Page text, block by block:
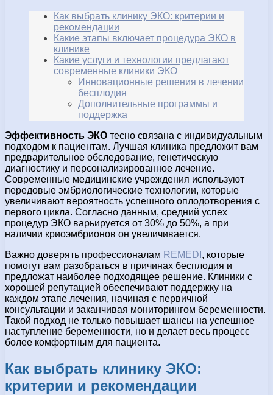
Как выбрать клинику ЭКО: критерии и
рекомендации
Какие этапы включает процедура ЭКО в
клинике
Какие услуги и технологии предлагают
современные клиники ЭКО
Инновационные решения в лечении
бесплодия
Дополнительные программы и
поддержка
Эффективность ЭКО тесно связана с индивидуальным
подходом к пациентам. Лучшая клиника предложит вам
предварительное обследование, генетическую
диагностику и персонализированное лечение.
Современные медицинские учреждения используют
передовые эмбриологические технологии, которые
увеличивают вероятность успешного оплодотворения с
первого цикла. Согласно данным, средний успех
процедур ЭКО варьируется от 30% до 50%, а при
наличии криоэмбрионов он увеличивается.
Важно доверять профессионалам REMEDI , которые
помогут вам разобраться в причинах бесплодия и
предложат наиболее подходящее решение. Клиники с
хорошей репутацией обеспечивают поддержку на
каждом этапе лечения, начиная с первичной
консультации и заканчивая мониторингом беременности.
Такой подход не только повышает шансы на успешное
наступление беременности, но и делает весь процесс
более комфортным для пациента.
Как выбрать клинику ЭКО:
критерии и рекомендации